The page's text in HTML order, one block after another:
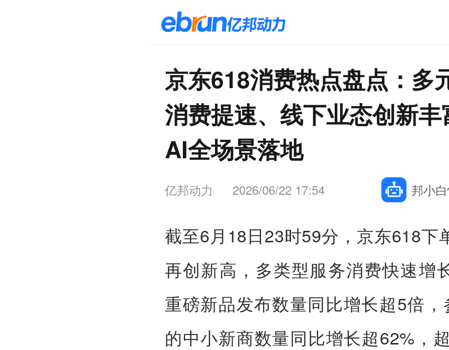
京东618消费热点盘点：多
消费提速、线下业态创新丰
AI全场景落地
亿邦动力 2026/06/22 17:54 邦小
截至6月18日23时59分，京东618下
再创新高，多类型服务消费快速增
重磅新品发布数量同比增长超5倍
的中小新商数量同比增长超62%，